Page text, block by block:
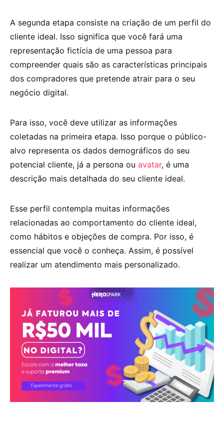
A segunda etapa consiste na criação de um perfil do
cliente ideal. Isso significa que você fará uma
representação fictícia de uma pessoa para
compreender quais são as características principais
dos compradores que pretende atrair para o seu
negócio digital.
Para isso, você deve utilizar as informações
coletadas na primeira etapa. Isso porque o público-
alvo representa os dados demográficos do seu
potencial cliente, já a persona ou avatar, é uma
descrição mais detalhada do seu cliente ideal.
Esse perfil contempla muitas informações
relacionadas ao comportamento do cliente ideal,
como hábitos e objeções de compra. Por isso, é
essencial que você o conheça. Assim, é possível
realizar um atendimento mais personalizado.